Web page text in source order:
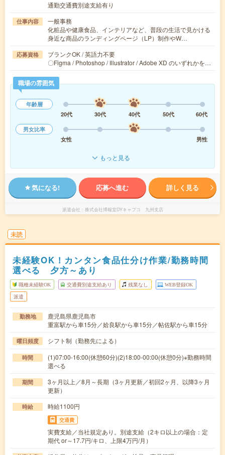
通勤交通費別途支給有り
仕事内容
一般事務
化粧品や健康食品、インテリアなど、普段の生活で見かける
身近な商品のランディングページ（LP）制作やW…
応募資格
ブランクOK / 英語力不要
〇Figma / Photoshop / Illustrator / Adobe XD のいずれかを…
職場の雰囲気
年齢層
20代
30代 40代 50代
60代
男女比率
女性
男性
もっと見る
気になる! 応募へ進む 詳しく見る
派遣会社 株式会社博報堂DYキャプコ 九州支店
未読
未経験OK！カンタン食品仕分け作業/勤務時間
選べる 夕方～あり
職種未経験OK 交通費別途支給あり 残業なし WEB登録OK
派遣
勤務地
鹿児島県鹿児島市
重富駅から車15分／姶良駅から車15分／帖佐駅から車15分
曜日頻度 シフト制（勤務先による）
時間
(1)07:00-16:00(休憩60分)(2)18:00-00:00(休憩0分)※勤務時間
選べる
期間
3ヶ月以上／8月～長期（3ヶ月更新／初回2ヶ月、以降3ヶ月
更新）
時給 時給1100円
交通費
実費支給／当社規定あり。別途支給（2キロ以上の場合：定
期代 or～17.7円/キロ、上限4万円/月）